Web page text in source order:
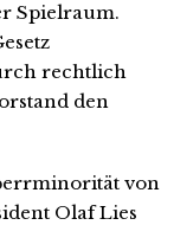
Spielraum.
rechtlich
den
von
Olaf Lies